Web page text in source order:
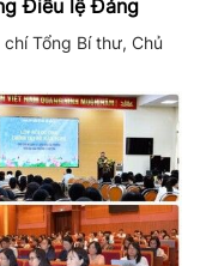
Điều lệ Đảng
Tổng Bí thư, Chủ